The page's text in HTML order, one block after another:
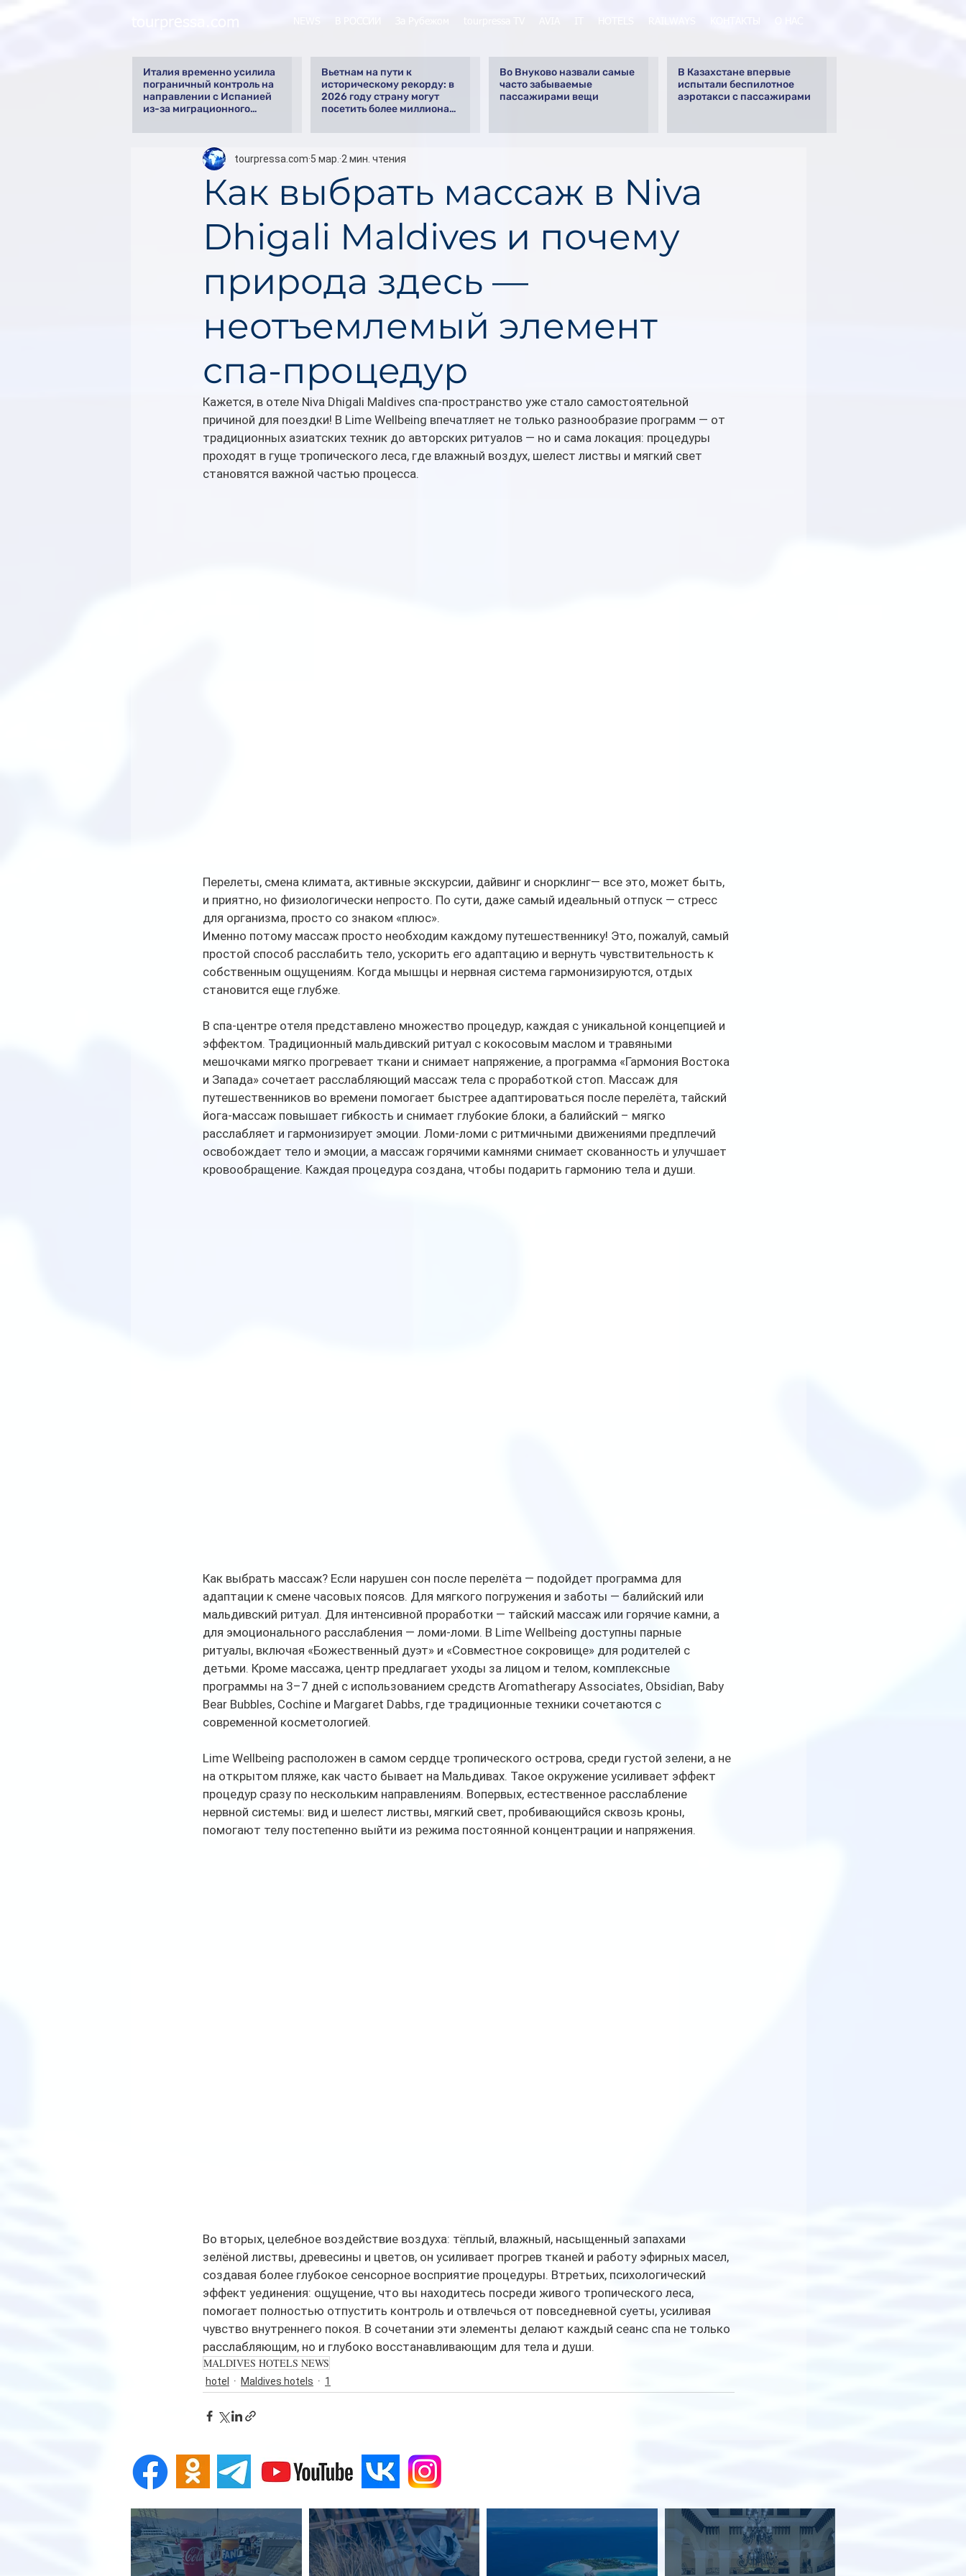
Италия временно усилила
пограничный контроль на
направлении с Испанией
из-за миграционного
Вьетнам на пути к
историческому рекорду: в
2026 году страну могут
посетить более миллиона
Во Внуково назвали самые
часто забываемые
пассажирами вещи
В Казахстане впервые
испытали беспилотное
аэротакси с пассажирами
Как выбрать массаж в Niva
Dhigali Maldives и почему
природа здесь —
неотъемлемый элемент
спа-процедур
tourpressa.com 5 мар. 2 мин. чтения
Кажется, в отеле Niva Dhigali Maldives спа-пространство уже стало самостоятельной
причиной для поездки! В Lime Wellbeing впечатляет не только разнообразие программ — от
традиционных азиатских техник до авторских ритуалов — но и сама локация: процедуры
проходят в гуще тропического леса, где влажный воздух, шелест листвы и мягкий свет
становятся важной частью процесса.
Перелеты, смена климата, активные экскурсии, дайвинг и снорклинг— все это, может быть,
и приятно, но физиологически непросто. По сути, даже самый идеальный отпуск — стресс
для организма, просто со знаком «плюс».
Именно потому массаж просто необходим каждому путешественнику! Это, пожалуй, самый
простой способ расслабить тело, ускорить его адаптацию и вернуть чувствительность к
собственным ощущениям. Когда мышцы и нервная система гармонизируются, отдых
становится еще глубже.
В спа-центре отеля представлено множество процедур, каждая с уникальной концепцией и
эффектом. Традиционный мальдивский ритуал с кокосовым маслом и травяными
мешочками мягко прогревает ткани и снимает напряжение, а программа «Гармония Востока
и Запада» сочетает расслабляющий массаж тела с проработкой стоп. Массаж для
путешественников во времени помогает быстрее адаптироваться после перелёта, тайский
йога-массаж повышает гибкость и снимает глубокие блоки, а балийский – мягко
расслабляет и гармонизирует эмоции. Ломи-ломи с ритмичными движениями предплечий
освобождает тело и эмоции, а массаж горячими камнями снимает скованность и улучшает
кровообращение. Каждая процедура создана, чтобы подарить гармонию тела и души.
Как выбрать массаж? Если нарушен сон после перелёта — подойдет программа для
адаптации к смене часовых поясов. Для мягкого погружения и заботы — балийский или
мальдивский ритуал. Для интенсивной проработки — тайский массаж или горячие камни, а
для эмоционального расслабления — ломи-ломи. В Lime Wellbeing доступны парные
ритуалы, включая «Божественный дуэт» и «Совместное сокровище» для родителей с
детьми. Кроме массажа, центр предлагает уходы за лицом и телом, комплексные
программы на 3–7 дней с использованием средств Aromatherapy Associates, Obsidian, Baby
Bear Bubbles, Cochine и Margaret Dabbs, где традиционные техники сочетаются с
современной косметологией.
Lime Wellbeing расположен в самом сердце тропического острова, среди густой зелени, а не
на открытом пляже, как часто бывает на Мальдивах. Такое окружение усиливает эффект
процедур сразу по нескольким направлениям. Вопервых, естественное расслабление
нервной системы: вид и шелест листвы, мягкий свет, пробивающийся сквозь кроны,
помогают телу постепенно выйти из режима постоянной концентрации и напряжения.
Во вторых, целебное воздействие воздуха: тёплый, влажный, насыщенный запахами
зелёной листвы, древесины и цветов, он усиливает прогрев тканей и работу эфирных масел,
создавая более глубокое сенсорное восприятие процедуры. Втретьих, психологический
эффект уединения: ощущение, что вы находитесь посреди живого тропического леса,
помогает полностью отпустить контроль и отвлечься от повседневной суеты, усиливая
чувство внутреннего покоя. В сочетании эти элементы делают каждый сеанс спа не только
расслабляющим, но и глубоко восстанавливающим для тела и души.
MALDIVES HOTELS NEWS
hotel Maldives hotels 1